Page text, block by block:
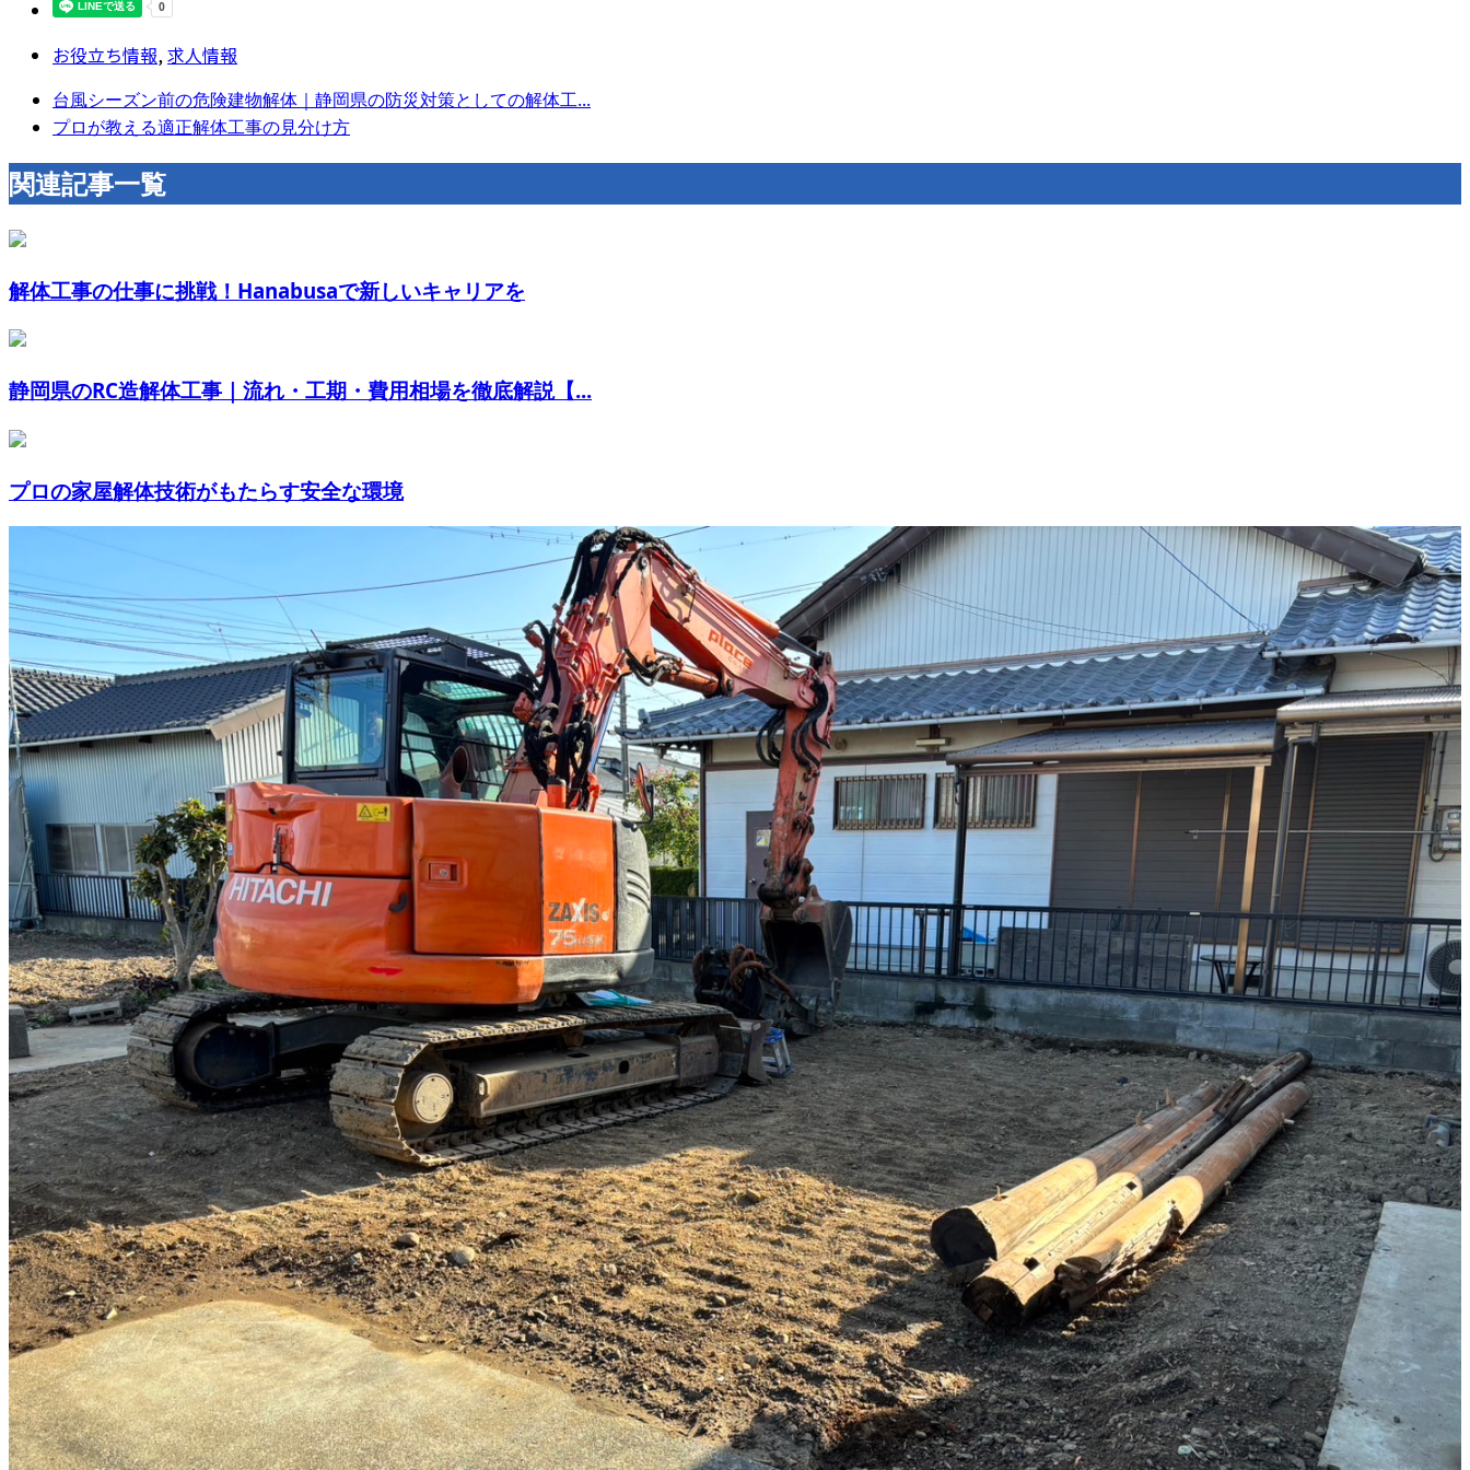
お役立ち情報,求人情報
台風シーズン前の危険建物解体｜静岡県の防災対策としての解体工...
プロが教える適正解体工事の見分け方
関連記事一覧
解体工事の仕事に挑戦！Hanabusaで新しいキャリアを
静岡県のRC造解体工事｜流れ・工期・費用相場を徹底解説【...
プロの家屋解体技術がもたらす安全な環境